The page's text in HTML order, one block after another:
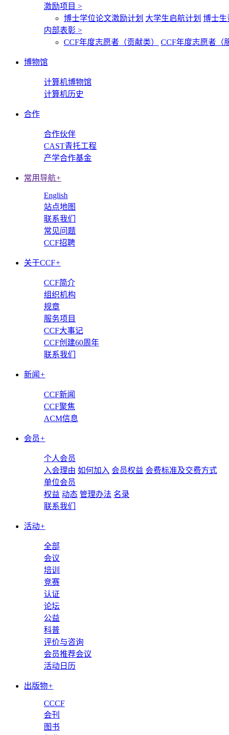
激励项目 >
博士学位论文激励计划 大学生启航计划 博士生
内部表彰 >
CCF年度志愿者（贡献类）
CCF年度志愿者（
博物馆
计算机博物馆
计算机历史
合作
合作伙伴
CAST青托工程
产学合作基金
常用导航+
English
站点地图
联系我们
常见问题
CCF招聘
关于CCF+
CCF简介
组织机构
规章
服务项目
CCF大事记
CCF创建60周年
联系我们
新闻 +
CCF新闻
CCF聚焦
ACM信息
会员+
个人会员
入会理由 如何加入 会员权益 会费标准及交费方式
单位会员
权益 动态 管理办法 名录
联系我们
活动+
全部
会议
培训
竞赛
认证
论坛
公益
科普
评价与咨询
会员推荐会议
活动日历
出版物+
CCCF
会刊
图书